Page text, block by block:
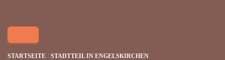
STARTSEITE
STADTTEIL IN ENGELSKIRCHEN